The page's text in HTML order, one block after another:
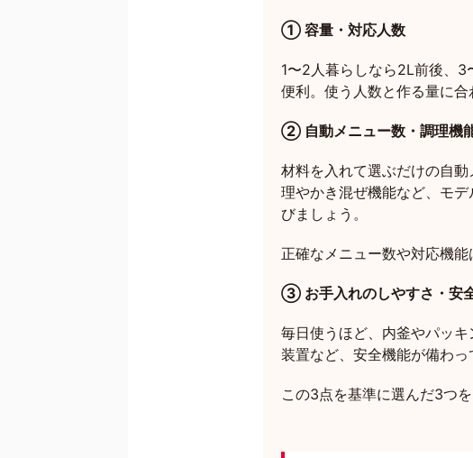
① 容量・対応人数
1〜2人暮らしなら2L前後、
便利。使う人数と作る量に合
② 自動メニュー数・調理機
材料を入れて選ぶだけの自
理やかき混ぜ機能など、モ
びましょう。
正確なメニュー数や対応機
③ お手入れのしやすさ・安
毎日使うほど、内釜やパッ
装置など、安全機能が備わっ
この3点を基準に選んだ3つ